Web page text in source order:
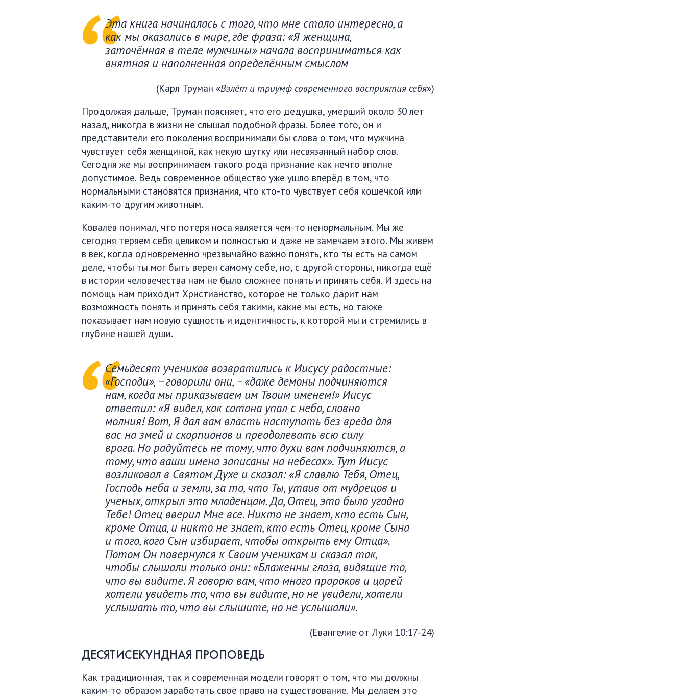
Эта книга начиналась с того, что мне стало интересно, а
как мы оказались в мире, где фраза: «Я женщина,
заточённая в теле мужчины» начала восприниматься как
внятная и наполненная определённым смыслом
(Карл Труман «Взлёт и триумф современного восприятия себя»)
Продолжая дальше, Труман поясняет, что его дедушка, умерший около 30 лет
назад, никогда в жизни не слышал подобной фразы. Более того, он и
представители его поколения воспринимали бы слова о том, что мужчина
чувствует себя женщиной, как некую шутку или несвязанный набор слов.
Сегодня же мы воспринимаем такого рода признание как нечто вполне
допустимое. Ведь современное общество уже ушло вперёд в том, что
нормальными становятся признания, что кто-то чувствует себя кошечкой или
каким-то другим животным.
Ковалёв понимал, что потеря носа является чем-то ненормальным. Мы же
сегодня теряем себя целиком и полностью и даже не замечаем этого. Мы живём
в век, когда одновременно чрезвычайно важно понять, кто ты есть на самом
деле, чтобы ты мог быть верен самому себе, но, с другой стороны, никогда ещё
в истории человечества нам не было сложнее понять и принять себя. И здесь на
помощь нам приходит Христианство, которое не только дарит нам
возможность понять и принять себя такими, какие мы есть, но также
показывает нам новую сущность и идентичность, к которой мы и стремились в
глубине нашей души.
Семьдесят учеников возвратились к Иисусу радостные:
«Господи», – говорили они, – «даже демоны подчиняются
нам, когда мы приказываем им Твоим именем!» Иисус
ответил: «Я видел, как сатана упал с неба, словно
молния! Вот, Я дал вам власть наступать без вреда для
вас на змей и скорпионов и преодолевать всю силу
врага. Но радуйтесь не тому, что духи вам подчиняются, а
тому, что ваши имена записаны на небесах». Тут Иисус
возликовал в Святом Духе и сказал: «Я славлю Тебя, Отец,
Господь неба и земли, за то, что Ты, утаив от мудрецов и
ученых, открыл это младенцам. Да, Отец, это было угодно
Тебе! Отец вверил Мне все. Никто не знает, кто есть Сын,
кроме Отца, и никто не знает, кто есть Отец, кроме Сына
и того, кого Сын избирает, чтобы открыть ему Отца».
Потом Он повернулся к Своим ученикам и сказал так,
чтобы слышали только они: «Блаженны глаза, видящие то,
что вы видите. Я говорю вам, что много пророков и царей
хотели увидеть то, что вы видите, но не увидели, хотели
услышать то, что вы слышите, но не услышали».
(Евангелие от Луки 10:17-24)
ДЕСЯТИСЕКУНДНАЯ ПРОПОВЕДЬ
Как традиционная, так и современная модели говорят о том, что мы должны
каким-то образом заработать своё право на существование. Мы делаем это